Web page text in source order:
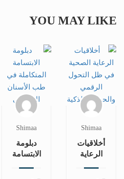
YOU MAY LIKE
Shimaa
أخلاقيات
الرعاية
Shimaa
دبلومة
الابتسامة